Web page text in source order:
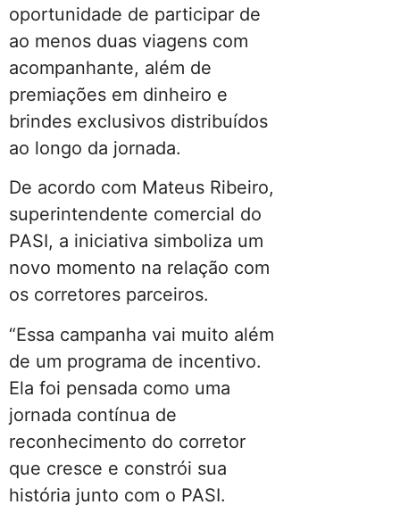
oportunidade de participar de
ao menos duas viagens com
acompanhante, além de
premiações em dinheiro e
brindes exclusivos distribuídos
ao longo da jornada.
De acordo com Mateus Ribeiro,
superintendente comercial do
PASI, a iniciativa simboliza um
novo momento na relação com
os corretores parceiros.
“Essa campanha vai muito além
de um programa de incentivo.
Ela foi pensada como uma
jornada contínua de
reconhecimento do corretor
que cresce e constrói sua
história junto com o PASI.